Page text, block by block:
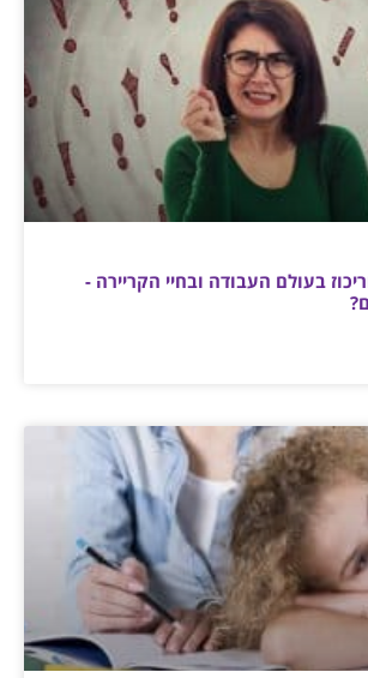
בעולם העבודה ובחיי הקריירה -